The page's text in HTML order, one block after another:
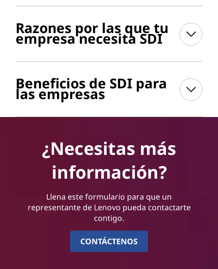
Razones por las que tu
empresa necesita SDI
Beneficios de SDI para
las empresas
¿Necesitas más
información?
Llena este formulario para que un
representante de Lenovo pueda contactarte
contigo.
CONTÁCTENOS